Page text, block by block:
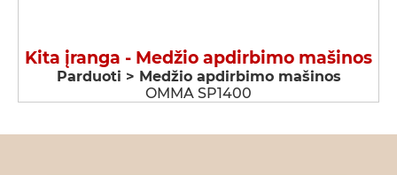
Kita įranga - Medžio apdirbimo mašinos
Parduoti > Medžio apdirbimo mašinos
OMMA SP1400